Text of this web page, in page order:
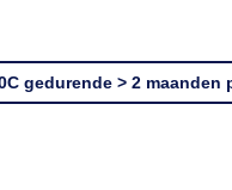
gedurende > 2